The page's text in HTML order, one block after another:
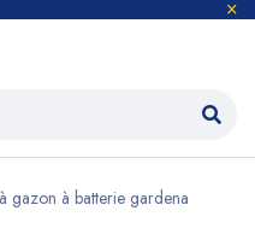
gazon à batterie gardena